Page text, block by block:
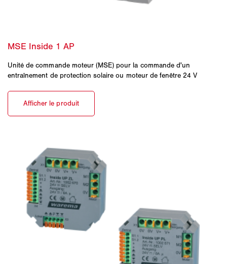
Unité de commande moteur (MSE) pour la commande d'un
entraînement de protection solaire ou moteur de fenêtre 24 V